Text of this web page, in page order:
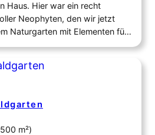
Haus. Hier war ein recht
Neophyten, den wir jetzt
Naturgarten mit Elementen für
verwandeln 🙂
m²)